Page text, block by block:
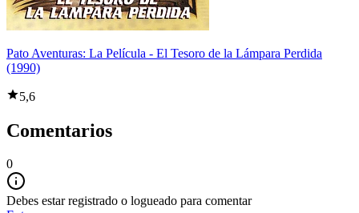
Pato Aventuras: La Película - El Tesoro de la Lámpara Perdida
(1990)
5,6
Comentarios
0
Debes estar registrado o logueado para comentar